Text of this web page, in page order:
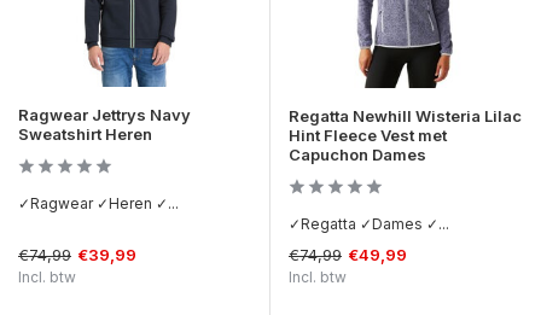
Ragwear Jettrys Navy
Sweatshirt Heren
✓Ragwear ✓Heren ✓...
€74,99 €39,99
Incl. btw
Regatta Newhill Wisteria Lilac
Hint Fleece Vest met
Capuchon Dames
✓Regatta ✓Dames ✓...
€74,99 €49,99
Incl. btw